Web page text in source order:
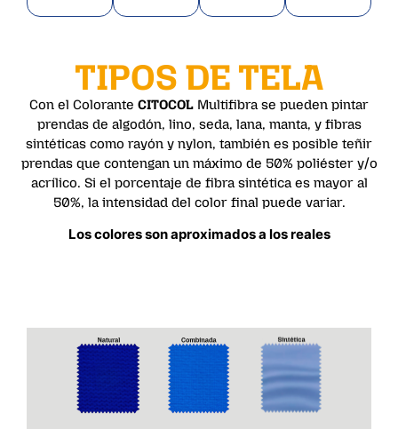
TIPOS DE TELA
Con el Colorante CITOCOL Multifibra se pueden pintar
prendas de algodón, lino, seda, lana, manta, y fibras
sintéticas como rayón y nylon, también es posible teñir
prendas que contengan un máximo de 50% poliéster y/o
acrílico. Si el porcentaje de fibra sintética es mayor al
50%, la intensidad del color final puede variar.
Los colores son aproximados a los reales